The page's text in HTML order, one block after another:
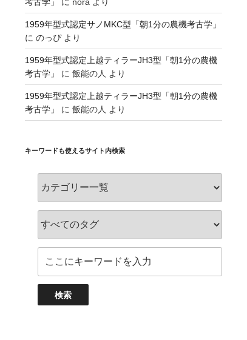
1959年型式認定サノMKC型「朝1分の農機考古学」
に のっぴより
1959年型式認定上越ティラーJH3型「朝1分の農機
考古学」
に 飯能の人 より
1959年型式認定上越ティラーJH3型「朝1分の農機
考古学」
に 飯能の人 より
キーワードも使えるサイト内検索